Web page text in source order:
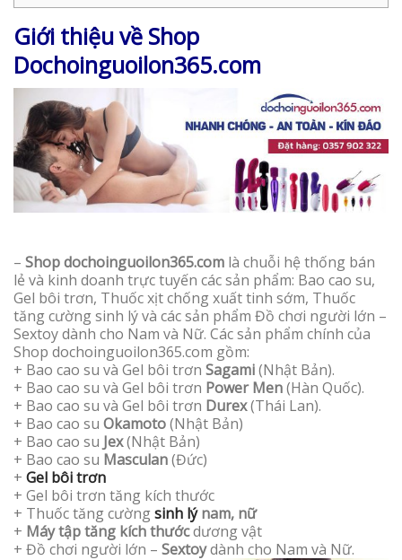
Giới thiệu về Shop
Dochoinguoilon365.com
– Shop dochoinguoilon365.com là chuỗi hệ thống bán
lẻ và kinh doanh trực tuyến các sản phẩm: Bao cao su,
Gel bôi trơn, Thuốc xịt chống xuất tinh sớm, Thuốc
tăng cường sinh lý và các sản phẩm Đồ chơi người lớn –
Sextoy dành cho Nam và Nữ. Các sản phẩm chính của
Shop dochoinguoilon365.com gồm:
+ Bao cao su và Gel bôi trơn Sagami(Nhật Bản).
+ Bao cao su và Gel bôi trơn Power Men(Hàn Quốc).
+ Bao cao su và Gel bôi trơn Durex(Thái Lan).
+ Bao cao su Okamoto(Nhật Bản)
+ Bao cao su Jex(Nhật Bản)
+ Bao cao su Masculan(Đức)
+ Gel bôi trơn
+ Gel bôi trơn tăng kích thước
+ Thuốc tăng cườngsinh lýnam, nữ
+ Máy tập tăng kích thướcdương vật
+ Đồ chơi người lớn – Sextoydành cho Nam và Nữ.